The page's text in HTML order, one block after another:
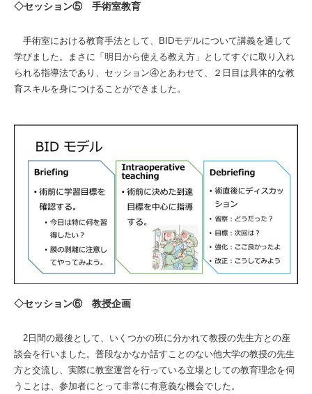
◇セッション⑤ 手術室教育
手術室における教育手法として、BIDモデルについて講義を通して
学びました。まさに「明日から使える教え方」としてすぐに取り入れ
られる指導法であり、セッション④とあわせて、２日目は具体的な教
育スキルを身につけることができました。
◇セッション⑥ 教授企画
2日間の最後として、いくつかの班に分かれて教授の先生方との座
談会を行いました。普段なかなか話すことのない他大学の教授の先生
方と交流し、実際に教室運営を行っている立場としての教育理念を伺
うことは、参加者にとって非常に有意義な機会でした。